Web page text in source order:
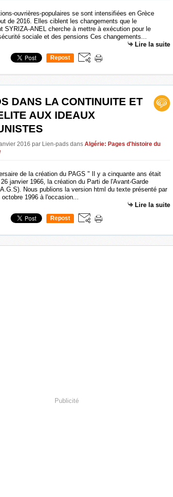
ouvrières-populaires se sont intensifiées en Grèce
de 2016. Elles ciblent les changements que le
SYRIZA-ANEL cherche à mettre à exécution pour le
sociale et des pensions Ces changements...
Lire la suite
Repost
DANS LA CONTINUITE ET
AUX IDEAUX
2016 par Lien-pads dans Algérie: Pages d'histoire du
de la création du PAGS " Il y a cinquante ans était
janvier 1966, la création du Parti de l'Avant-Garde
Nous publions la version html du texte présenté par
octobre 1996 à l'occasion...
Lire la suite
Repost
Publicité